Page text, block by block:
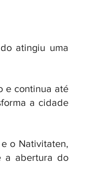
atingiu uma
e continua até
a cidade
o Nativitaten,
a abertura do